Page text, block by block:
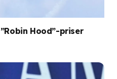
Hood”-priser